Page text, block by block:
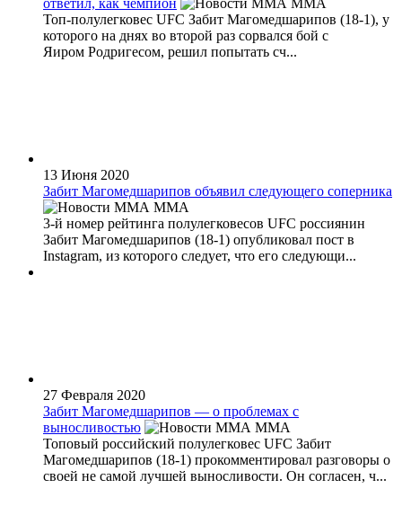
ответил, как чемпион
MMA
Топ-полулегковес UFC Забит Магомедшарипов (18-1), у
которого на днях во второй раз сорвался бой с
Яиром Родригесом, решил попытать сч...
13 Июня 2020
Забит Магомедшарипов объявил следующего соперника
MMA
3-й номер рейтинга полулегковесов UFC россиянин
Забит Магомедшарипов (18-1) опубликовал пост в
Instagram, из которого следует, что его следующи...
27 Февраля 2020
Забит Магомедшарипов — о проблемах с
выносливостью
MMA
Топовый российский полулегковес UFC Забит
Магомедшарипов (18-1) прокомментировал разговоры о
своей не самой лучшей выносливости. Он согласен, ч...